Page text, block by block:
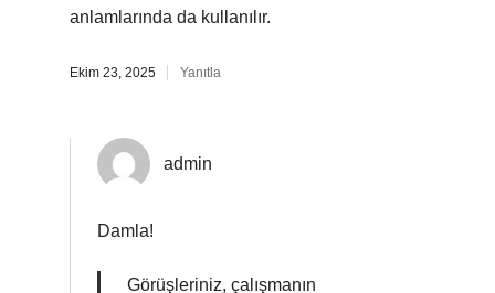
anlamlarında da kullanılır.
Ekim 23, 2025 Yanıtla
admin
Damla!
Görüşleriniz, çalışmanın